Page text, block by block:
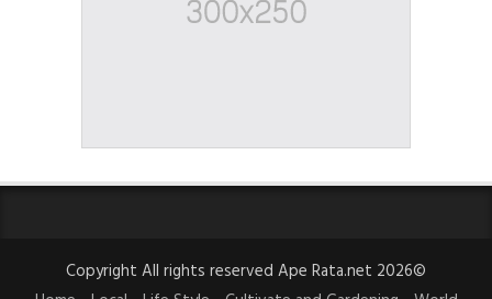
Copyright All rights reserved Ape Rata.net 2026©